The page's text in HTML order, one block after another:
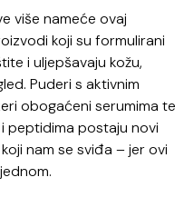
više nameće ovaj
koji su formulirani
i uljepšavaju kožu,
Puderi s aktivnim
obogaćeni serumima te
peptidima postaju novi
nam se sviđa – jer ovi